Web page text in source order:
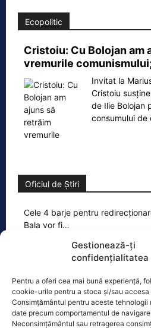
Gestionează-ți
confidențialitatea
Pentru a oferi cea mai bună experiență,
cookie-urile pentru a stoca și/sau
Consimțământul pentru aceste tehnologii
date precum comportamentul de
Neconsimțământul sau retragerea
Ecopolitic
Cristoiu: Cu Bolojan am
vremurile
Invitat la
Cristoiu
de Ilie Bolojan
consumului de
Oficiul de Știri
Cele 4 barje pentru
Bala vor fi…
Cele 4 barje
august.
dreaptă cu